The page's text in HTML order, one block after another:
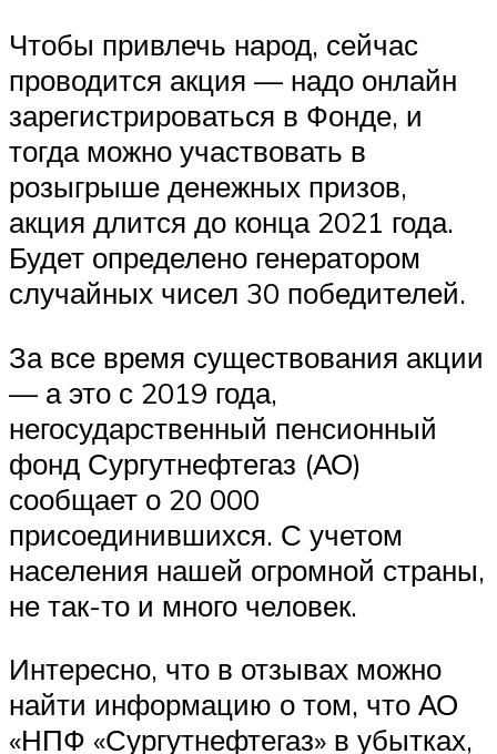
Чтобы привлечь народ, сейчас
проводится акция — надо онлайн
зарегистрироваться в Фонде, и
тогда можно участвовать в
розыгрыше денежных призов,
акция длится до конца 2021 года.
Будет определено генератором
случайных чисел 30 победителей.
За все время существования акции
— а это с 2019 года,
негосударственный пенсионный
фонд Сургутнефтегаз (АО)
сообщает о 20 000
присоединившихся. С учетом
населения нашей огромной страны,
не так-то и много человек.
Интересно, что в отзывах можно
найти информацию о том, что АО
«НПФ «Сургутнефтегаз» в убытках,